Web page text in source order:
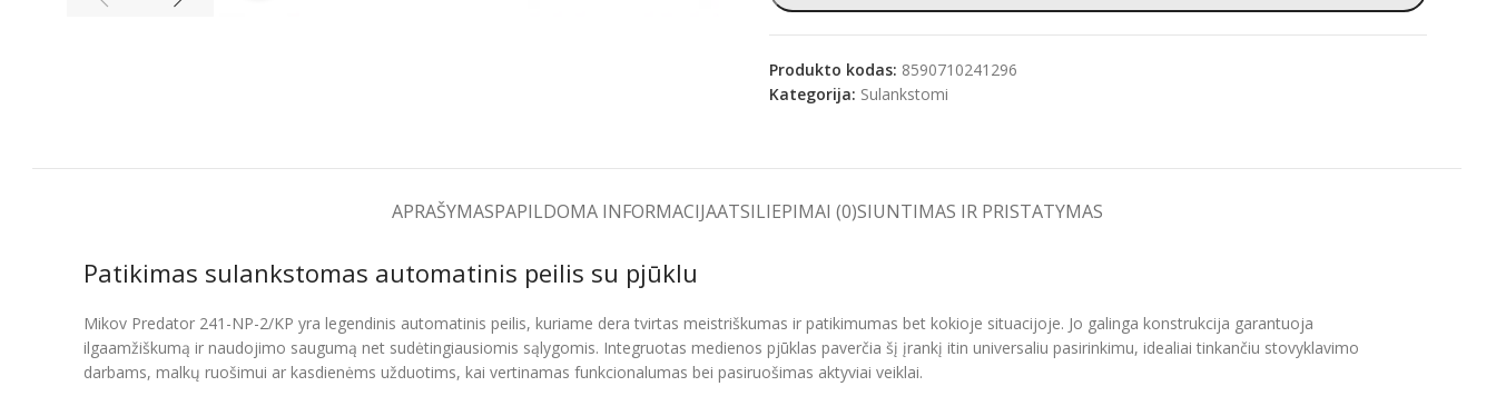
Produkto kodas: 8590710241296
Kategorija: Sulankstomi
APRAŠYMASPAPILDOMA INFORMACIJAATSILIEPIMAI (0)SIUNTIMAS IR PRISTATYMAS
Patikimas sulankstomas automatinis peilis su pjūklu
Mikov Predator 241-NP-2/KP yra legendinis automatinis peilis, kuriame dera tvirtas meistriškumas ir patikimumas bet kokioje situacijoje. Jo galinga konstrukcija garantuoja
ilgaamžiškumą ir naudojimo saugumą net sudėtingiausiomis sąlygomis. Integruotas medienos pjūklas paverčia šį įrankį itin universaliu pasirinkimu, idealiai tinkančiu stovyklavimo
darbams, malkų ruošimui ar kasdienėms užduotims, kai vertinamas funkcionalumas bei pasiruošimas aktyviai veiklai.